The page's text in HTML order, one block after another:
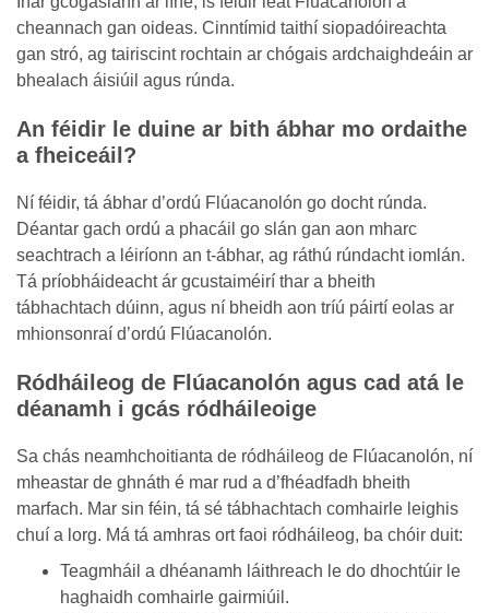
cheannach gan oideas. Cinntímid taithí siopadóireachta
gan stró, ag tairiscint rochtain ar chógais ardchaighdeáin ar
bhealach áisiúil agus rúnda.
An féidir le duine ar bith ábhar mo ordaithe
a fheiceáil?
Ní féidir, tá ábhar d’ordú Flúacanolón go docht rúnda.
Déantar gach ordú a phacáil go slán gan aon mharc
seachtrach a léiríonn an t-ábhar, ag ráthú rúndacht iomlán.
Tá príobháideacht ár gcustaiméirí thar a bheith
tábhachtach dúinn, agus ní bheidh aon tríú páirtí eolas ar
mhionsonraí d’ordú Flúacanolón.
Ródháileog de Flúacanolón agus cad atá le
déanamh i gcás ródháileoige
Sa chás neamhchoitianta de ródháileog de Flúacanolón, ní
mheastar de ghnáth é mar rud a d’fhéadfadh bheith
marfach. Mar sin féin, tá sé tábhachtach comhairle leighis
chuí a lorg. Má tá amhras ort faoi ródháileog, ba chóir duit:
Teagmháil a dhéanamh láithreach le do dhochtúir le
haghaidh comhairle gairmiúil.